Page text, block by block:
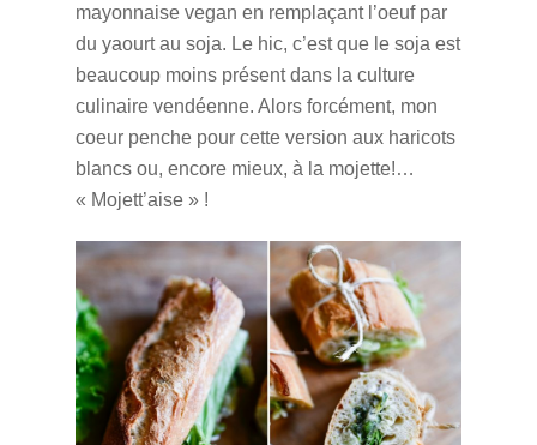
mayonnaise vegan en remplaçant l’oeuf par
du yaourt au soja. Le hic, c’est que le soja est
beaucoup moins présent dans la culture
culinaire vendéenne. Alors forcément, mon
coeur penche pour cette version aux haricots
blancs ou, encore mieux, à la mojette!…
« Mojett’aise » !